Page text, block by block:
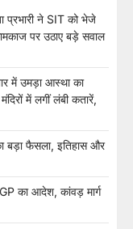
प्रभारी ने SIT को भेजे
पर उठाए बड़े सवाल
में उमड़ा आस्था का
में लगीं लंबी कतारें,
बड़ा फैसला, इतिहास और
का आदेश, कांवड़ मार्ग